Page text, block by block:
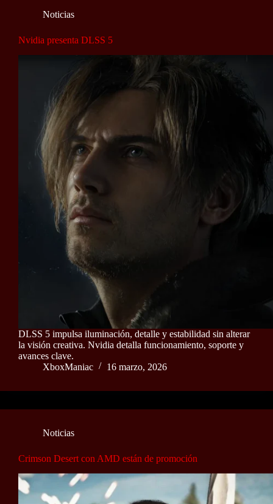
Noticias
Nvidia presenta DLSS 5
DLSS 5 impulsa iluminación, detalle y estabilidad sin alterar
la visión creativa. Nvidia detalla funcionamiento, soporte y
avances clave.
XboxManiac
16 marzo, 2026
Noticias
Crimson Desert con AMD están de promoción